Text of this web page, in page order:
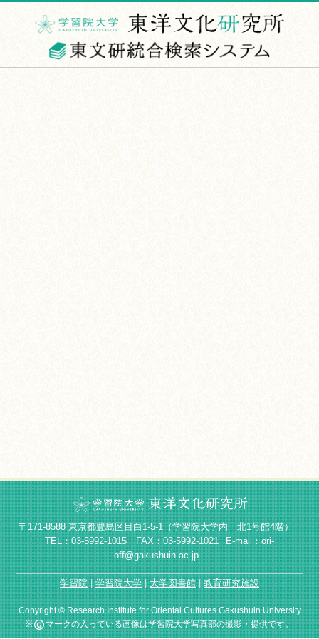
〒171-8588 東京都豊島区目白1-5-1（学習院大学内 北1号館4階）
TEL：03-5992-1015 FAX：03-5992-1021
E-mail：ori-
off@gakushuin.ac.jp
学習院 学習院大学 大学図書館 教育研究施設
Copyright © Research Institute for Oriental Cultures Gakushuin University
※
マークの入っている画像は学習院大学写真部の撮影・提供です。